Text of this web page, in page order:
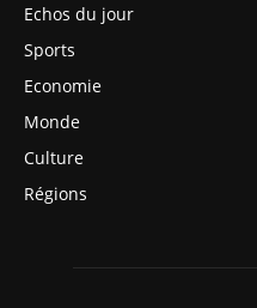
Echos du jour
Sports
Economie
Monde
Culture
Régions